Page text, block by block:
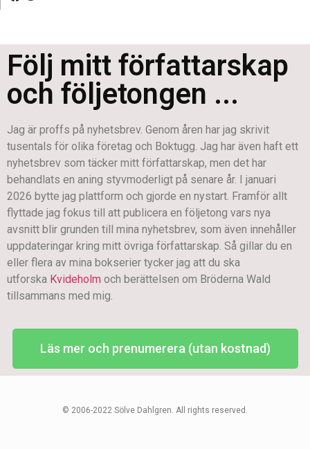
Följ mitt författarskap
och följetongen ...
Jag är proffs på nyhetsbrev. Genom åren har jag skrivit
tusentals för olika företag och Boktugg. Jag har även haft ett
nyhetsbrev som täcker mitt författarskap, men det har
behandlats en aning styvmoderligt på senare år. I januari
2026 bytte jag plattform och gjorde en nystart. Framför allt
flyttade jag fokus till att publicera en följetong vars nya
avsnitt blir grunden till mina nyhetsbrev, som även innehåller
uppdateringar kring mitt övriga författarskap. Så gillar du en
eller flera av mina bokserier tycker jag att du ska
utforska Kvideholm och berättelsen om Bröderna Wald
tillsammans med mig.
Läs mer och prenumerera (utan kostnad)
© 2006-2022 Sölve Dahlgren. All rights reserved.